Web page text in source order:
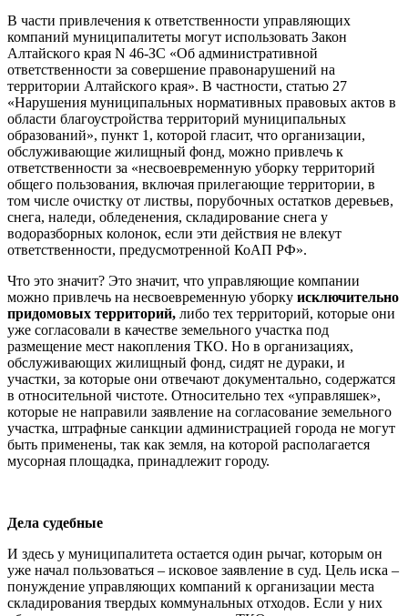
В части привлечения к ответственности управляющих
компаний муниципалитеты могут использовать Закон
Алтайского края N 46-ЗС «Об административной
ответственности за совершение правонарушений на
территории Алтайского края». В частности, статью 27
«Нарушения муниципальных нормативных правовых актов в
области благоустройства территорий муниципальных
образований», пункт 1, которой гласит, что организации,
обслуживающие жилищный фонд, можно привлечь к
ответственности за «несвоевременную уборку территорий
общего пользования, включая прилегающие территории, в
том числе очистку от листвы, порубочных остатков деревьев,
снега, наледи, обледенения, складирование снега у
водоразборных колонок, если эти действия не влекут
ответственности, предусмотренной КоАП РФ».
Что это значит? Это значит, что управляющие компании
можно привлечь на несвоевременную уборку исключительно
придомовых территорий, либо тех территорий, которые они
уже согласовали в качестве земельного участка под
размещение мест накопления ТКО. Но в организациях,
обслуживающих жилищный фонд, сидят не дураки, и
участки, за которые они отвечают документально, содержатся
в относительной чистоте. Относительно тех «управляшек»,
которые не направили заявление на согласование земельного
участка, штрафные санкции администрацией города не могут
быть применены, так как земля, на которой располагается
мусорная площадка, принадлежит городу.
Дела судебные
И здесь у муниципалитета остается один рычаг, которым он
уже начал пользоваться – исковое заявление в суд. Цель иска –
понуждение управляющих компаний к организации места
складирования твердых коммунальных отходов. Если у них